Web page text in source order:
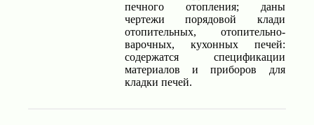
печного отопления; даны
чертежи порядовой клади
отопительных, отопительно-
варочных, кухонных печей:
содержатся спецификации
материалов и приборов для
кладки печей.